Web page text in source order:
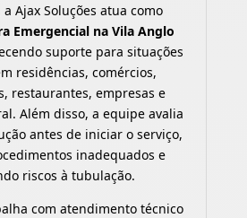
Ajax Soluções atua como
Emergencial na Vila Anglo
suporte para situações
residências, comércios,
restaurantes, empresas e
Além disso, a equipe avalia
antes de iniciar o serviço,
inadequados e
riscos à tubulação.
com atendimento técnico